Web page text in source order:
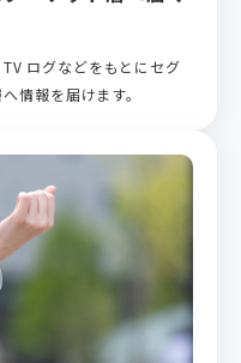
ログなどをもとに​セグ
情報を届けます。